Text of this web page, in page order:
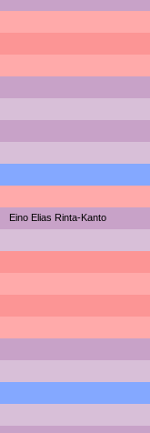
Eino Elias Rinta-Kanto